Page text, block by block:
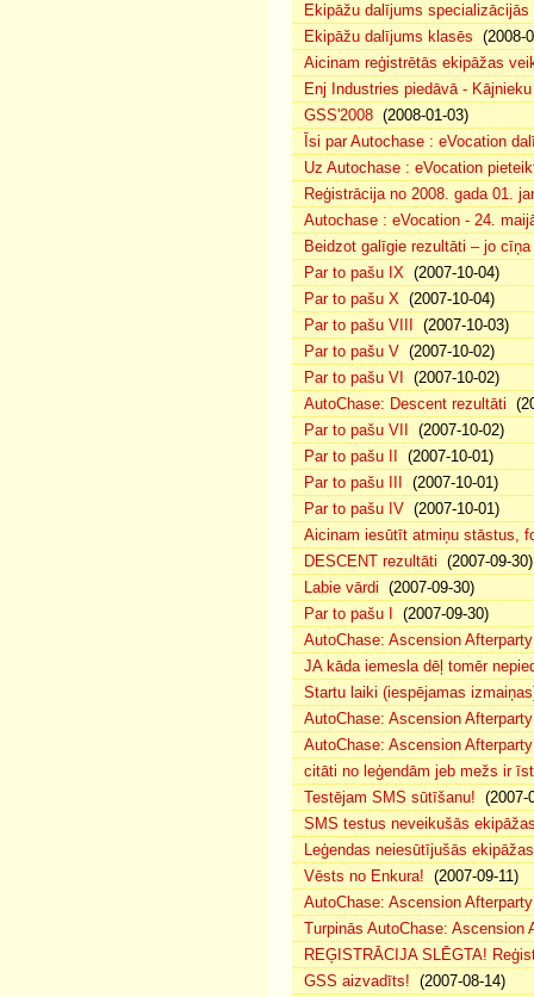
Ekipāžu dalījums specializācijās
Ekipāžu dalījums klasēs (2008-
Aicinam reģistrētās ekipāžas
Enj Industries piedāvā -
GSS'2008 (2008-01-03)
Īsi par Autochase : eVocation
Uz Autochase : eVocation
Reģistrācija no 2008. gada 01.
Autochase : eVocation - 24.
Beidzot galīgie rezultāti – jo
Par to pašu IX (2007-10-04)
Par to pašu X (2007-10-04)
Par to pašu VIII
(2007-10-03)
Par to pašu V (2007-10-02)
Par to pašu VI
(2007-10-02)
AutoChase: Descent rezultāti
Par to pašu VII
(2007-10-02)
Par to pašu II
(2007-10-01)
Par to pašu III
(2007-10-01)
Par to pašu IV (2007-10-01)
Aicinam iesūtīt atmiņu stāstus,
DESCENT rezultāti (2007-09-30)
Labie vārdi (2007-09-30)
Par to pašu I
(2007-09-30)
AutoChase: Ascension
JA kāda iemesla dēļ tomēr
Startu laiki (iespējamas
AutoChase: Ascension
AutoChase: Ascension
citāti no leģendām jeb mežs ir
Testējam SMS sūtīšanu! (2007-
SMS testus neveikušās
Leģendas neiesūtījušās ekipāžas
Vēsts no Enkura! (2007-09-11)
AutoChase: Ascension
Turpinās AutoChase: Ascension
REĢISTRĀCIJA SLĒGTA!
GSS aizvadīts! (2007-08-14)